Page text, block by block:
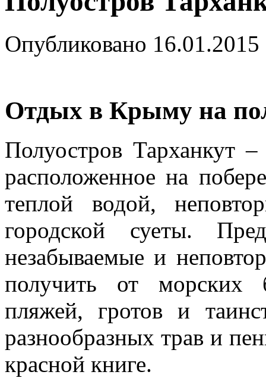
Опубликовано 16.01.2015
Отдых в Крыму на
Полуостров Тарханкут
расположенное на
теплой водой,
городской суеты.
незабываемые и
получить от морских
пляжей, гротов и
разнообразных трав и
красной книге.